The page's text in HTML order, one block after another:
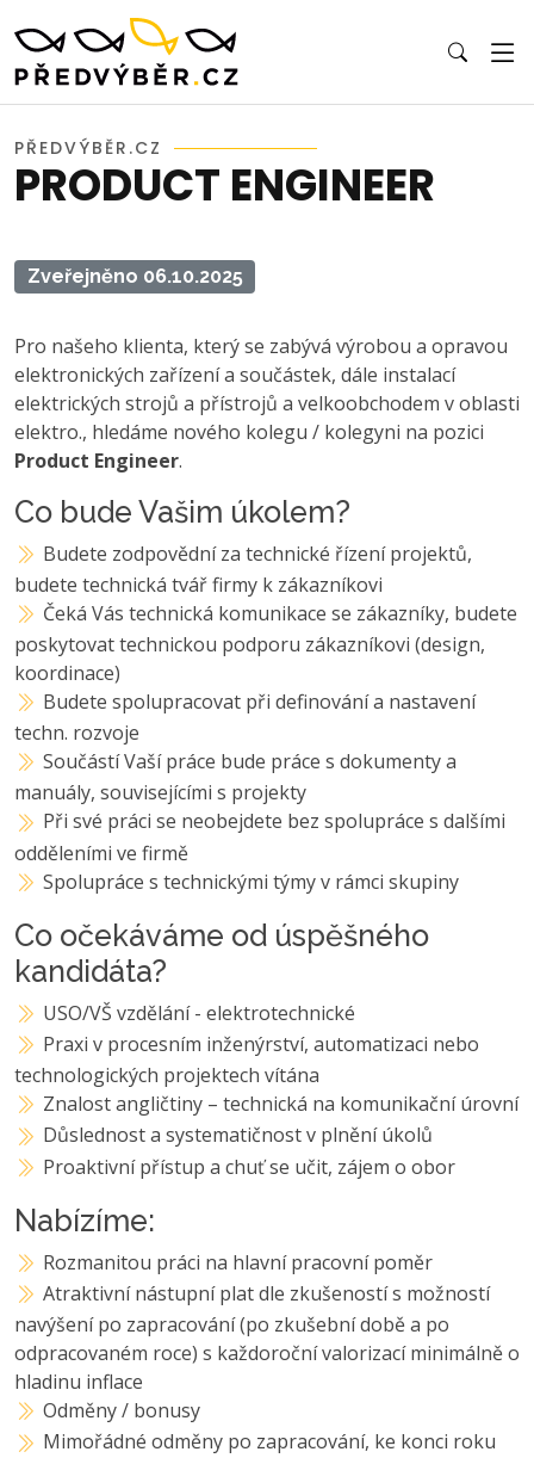
PŘEDVÝBĚR.CZ
PRODUCT ENGINEER
Zveřejněno 06.10.2025
Pro našeho klienta, který se zabývá výrobou a opravou
elektronických zařízení a součástek, dále instalací
elektrických strojů a přístrojů a velkoobchodem v oblasti
elektro., hledáme nového kolegu / kolegyni na pozici
Product Engineer.
Co bude Vašim úkolem?
Budete zodpovědní za technické řízení projektů,
budete technická tvář firmy k zákazníkovi
Čeká Vás technická komunikace se zákazníky, budete
poskytovat technickou podporu zákazníkovi (design,
koordinace)
Budete spolupracovat při definování a nastavení
techn. rozvoje
Součástí Vaší práce bude práce s dokumenty a
manuály, souvisejícími s projekty
Při své práci se neobejdete bez spolupráce s dalšími
odděleními ve firmě
Spolupráce s technickými týmy v rámci skupiny
Co očekáváme od úspěšného
kandidáta?
USO/VŠ vzdělání - elektrotechnické
Praxi v procesním inženýrství, automatizaci nebo
technologických projektech vítána
Znalost angličtiny – technická na komunikační úrovní
Důslednost a systematičnost v plnění úkolů
Proaktivní přístup a chuť se učit, zájem o obor
Nabízíme:
Rozmanitou práci na hlavní pracovní poměr
Atraktivní nástupní plat dle zkušeností s možností
navýšení po zapracování (po zkušební době a po
odpracovaném roce) s každoroční valorizací minimálně o
hladinu inflace
Odměny / bonusy
Mimořádné odměny po zapracování, ke konci roku